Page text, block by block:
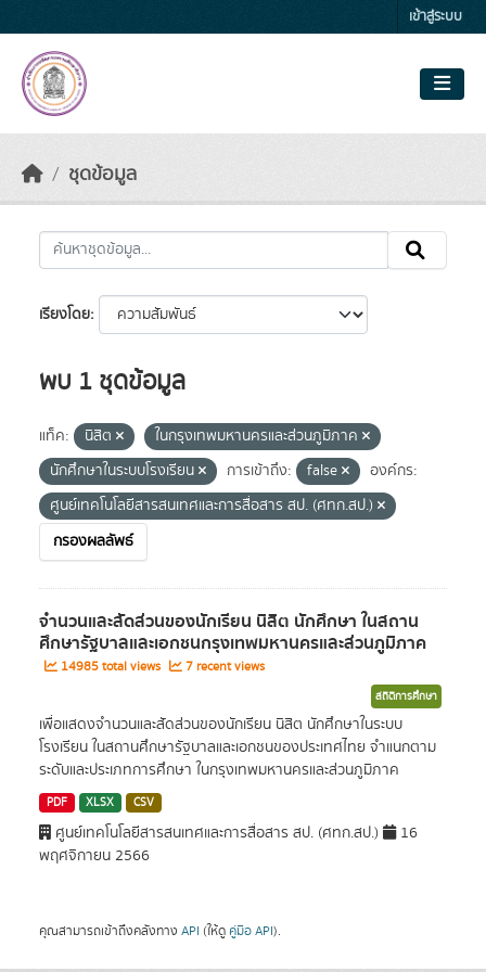
เข้าสู่ระบบ
ชุดข้อมูล
เรียงโดย
พบ 1 ชุดข้อมูล
แท็ค: นิสิต
ในกรุงเทพมหานครและส่วนภูมิภาค
นักศึกษาในระบบโรงเรียน
การเข้าถึง: false
องค์กร:
ศูนย์เทคโนโลยีสารสนเทศและการสื่อสาร สป. (ศทก.สป.)
กรองผลลัพธ์
จำนวนและสัดส่วนของนักเรียน นิสิต นักศึกษา ในสถาน
ศึกษารัฐบาลและเอกชนกรุงเทพมหานครและส่วนภูมิภาค
14985 total views 7 recent views
สถิติการศึกษา
เพื่อแสดงจำนวนและสัดส่วนของนักเรียน นิสิต นักศึกษาในระบบ
โรงเรียน ในสถานศึกษารัฐบาลและเอกชนของประเทศไทย จำแนกตาม
ระดับและประเภทการศึกษา ในกรุงเทพมหานครและส่วนภูมิภาค
PDF XLSX CSV
ศูนย์เทคโนโลยีสารสนเทศและการสื่อสาร สป. (ศทก.สป.)
16
พฤศจิกายน 2566
คุณสามารถเข้าถึงคลังทาง API (ให้ดู คู่มือ API).